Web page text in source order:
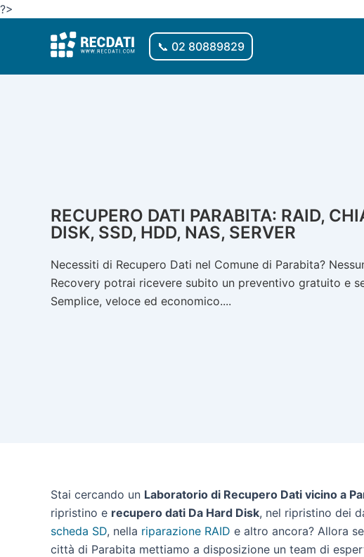
?>
contenuto
📞 02 80889829
RECUPERO DATI PARABITA: RAID,
DISK, SSD, HDD, NAS, SERVER
Necessiti di Recupero Dati nel Comune di Parabita?
Recovery potrai ricevere subito un preventivo gratuito e
Semplice, veloce ed economico....
Stai cercando un Laboratorio di Recupero Dati vicino a
ripristino e recupero dati Da Hard Disk, nel ripristino dei
scheda SD, nella riparazione RAID e altro ancora? Allora
città di Parabita mettiamo a disposizione un team di